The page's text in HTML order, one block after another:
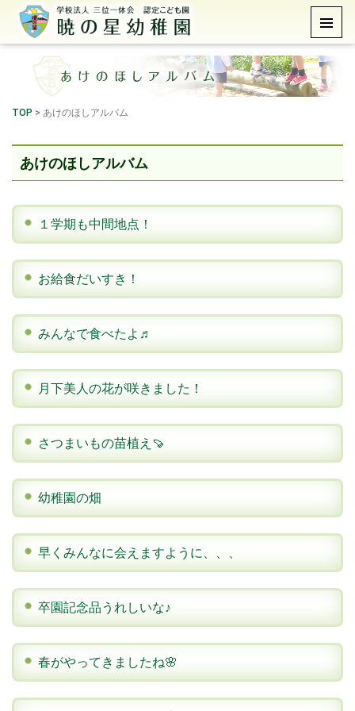
TOP > あけのほしアルバム
あけのほしアルバム
１学期も中間地点！
お給食だいすき！
みんなで食べたよ♬
月下美人の花が咲きました！
さつまいもの苗植え🍠
幼稚園の畑
早くみんなに会えますように、、、
卒園記念品うれしいな♪
春がやってきましたね🌸